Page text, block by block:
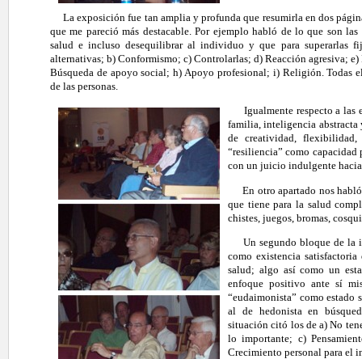
La exposición fue tan amplia y profunda que resumirla en dos
que me pareció más destacable. Por ejemplo habló de lo que son
salud e incluso desequilibrar al individuo y que para superarlas
alternativas; b) Conformismo; c) Controlarlas; d) Reacción agresiva;
Búsqueda de apoyo social; h) Apoyo profesional; i) Religión. Todas
de las personas.
Igualmente respecto a las
familia, inteligencia abstracta
de creatividad, flexibilidad,
“resiliencia” como capacidad
con un juicio indulgente
En otro apartado nos habló
que tiene para la salud
chistes, juegos, bromas,
Un segundo bloque de la
como existencia
salud; algo así como un
enfoque positivo ante sí
“eudaimonista” como estado
al de hedonista en
situación citó los de a) No
lo importante; c)
Crecimiento personal para el